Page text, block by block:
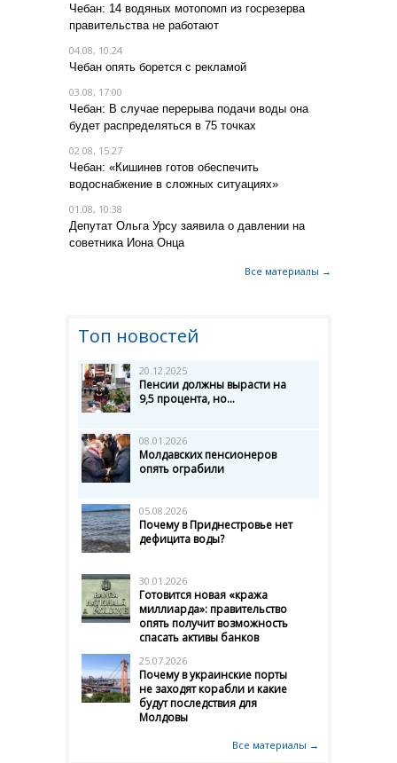
Чебан: 14 водяных мотопомп из госрезерва
правительства не работают
04.08, 10:24
Чебан опять борется с рекламой
03.08, 17:00
Чебан: В случае перерыва подачи воды она
будет распределяться в 75 точках
02.08, 15:27
Чебан: «Кишинев готов обеспечить
водоснабжение в сложных ситуациях»
01.08, 10:38
Депутат Ольга Урсу заявила о давлении на
советника Иона Онца
Все материалы →
Топ новостей
20.12.2025
Пенсии должны вырасти на
9,5 процента, но...
08.01.2026
Молдавских пенсионеров
опять ограбили
05.08.2026
Почему в Приднестровье нет
дефицита воды?
30.01.2026
Готовится новая «кража
миллиарда»: правительство
опять получит возможность
спасать активы банков
25.07.2026
Почему в украинские порты
не заходят корабли и какие
будут последствия для
Молдовы
Все материалы →